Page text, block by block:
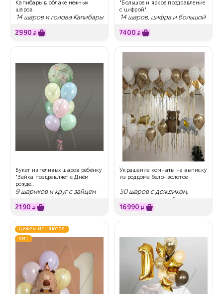
Капибары в облаке нежных
шаров
14 шаров и голова Капибары
2990 ₽
"Большое и яркое поздравление
с цифрой"
14 шаров, цифра и большой
7400 ₽
Букет из геливых шаров ребёнку
"Зайка поздравляет с Днём
рожде...
9 шариков и круг с зайцем
2190 ₽
Украшение комнаты на выписку
из роддома бело- золотое
50 шаров с дождиком,
мишка, слоник, облако, аист
16990 ₽
ЦИФРЫ МЕНЯЮТСЯ
ХИТ